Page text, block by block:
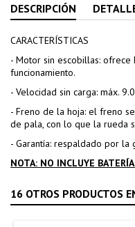
DESCRIPCIÓN
CARACTERÍSTICAS
- Motor sin escobillas: ofrece
funcionamiento.
- Velocidad sin carga: máx.
- Freno de la hoja: el freno
de pala, con lo que la rueda
- Garantía: respaldado por
NOTA: NO INCLUYE
16 OTROS PRODUCTOS